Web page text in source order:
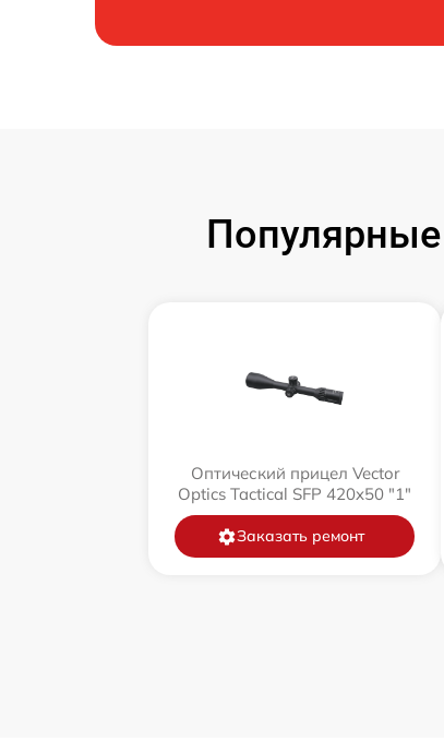
Оптический прицел Vector
Optics Tactical SFP 420x50 "1"
Заказать ремонт